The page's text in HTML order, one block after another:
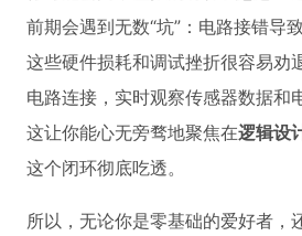
前期会遇到无数“坑”：电路接错
这些硬件损耗和调试挫折很容易劝
电路连接，实时观察传感器数据和
这让你能心无旁骛地聚焦在逻辑设
这个闭环彻底吃透。
所以，无论你是零基础的爱好者，